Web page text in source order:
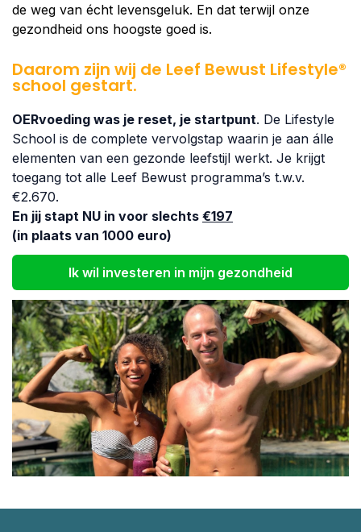
de weg van écht levensgeluk. En dat terwijl onze
gezondheid ons hoogste goed is.
Daarom zijn wij de Leef Bewust Lifestyle®
school gestart.
OERvoeding was je reset, je startpunt. De Lifestyle
School is de complete vervolgstap waarin je aan álle
elementen van een gezonde leefstijl werkt. Je krijgt
toegang tot alle Leef Bewust programma’s t.w.v.
€2.670.
En jij stapt NU in voor slechts €197
(in plaats van 1000 euro)
Ik wil investeren in mijn gezondheid